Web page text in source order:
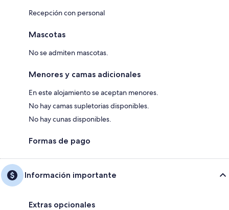
Recepción con personal
Mascotas
No se admiten mascotas.
Menores y camas adicionales
En este alojamiento se aceptan menores.
No hay camas supletorias disponibles.
No hay cunas disponibles.
Formas de pago
Información importante
Extras opcionales